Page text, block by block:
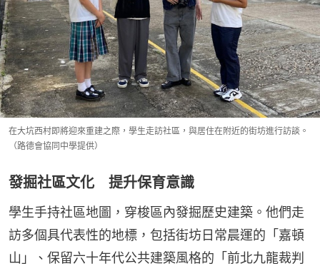
在大坑西村即將迎來重建之際，學生走訪社區，與居住在附近的街坊進行訪談。
（路德會協同中學提供）
發掘社區文化 提升保育意識
學生手持社區地圖，穿梭區內發掘歷史建築。他們走
訪多個具代表性的地標，包括街坊日常晨運的「嘉頓
山」、保留六十年代公共建築風格的「前北九龍裁判